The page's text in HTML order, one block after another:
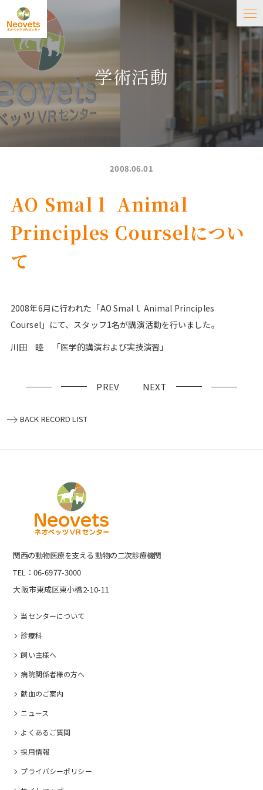
学術活動
2008.06.01
AO Smalｌ Animal
Principles Courselについ
て
2008年6月に行われた「AO Smalｌ Animal Principles
Coursel」にて、スタッフ1名が講演活動を行いました。
川田 睦 「医学的講演および実技演習」
PREV NEXT
BACK RECORD LIST
関⻄の動物医療を⽀える 動物の⼆次診療機関
TEL：06-6977-3000
大阪市東成区東小橋2-10-11
当センターについて
診療科
飼い主様へ
病院関係者様の⽅へ
献血のご案内
ニュース
よくあるご質問
採⽤情報
プライバシーポリシー